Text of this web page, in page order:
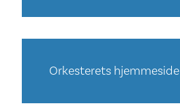
Orkesterets hjemmeside